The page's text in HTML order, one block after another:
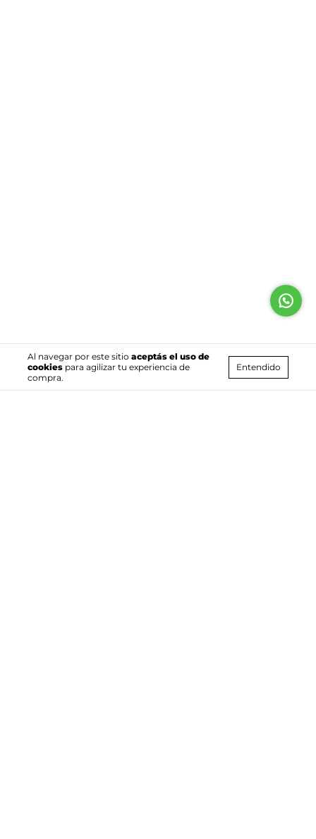
Al navegar por este sitio aceptás el uso de
cookies para agilizar tu experiencia de
compra.
Entendido